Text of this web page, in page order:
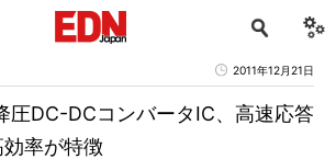
2011年12月21日
圧DC-DCコンバータIC、高速応答
率が特徴